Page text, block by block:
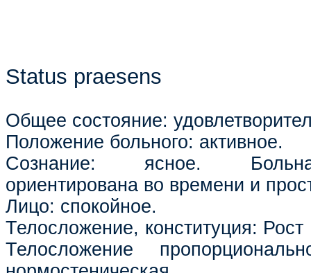
Status praesens
Общее состояние:
Положение больного: активное.
Сознание: ясное.
ориентирована во времени и
Лицо: спокойное.
Телосложение, конституция:
Телосложение